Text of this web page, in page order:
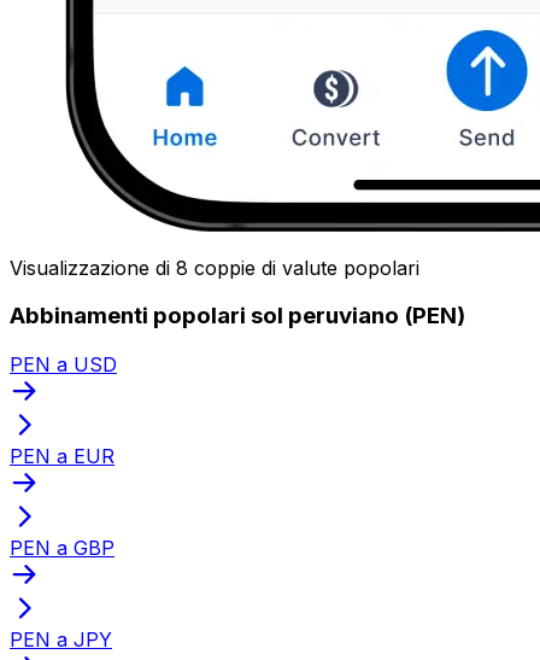
Visualizzazione di 8 coppie di valute popolari
Abbinamenti popolari sol peruviano (PEN)
PEN a USD
PEN a EUR
PEN a GBP
PEN a JPY